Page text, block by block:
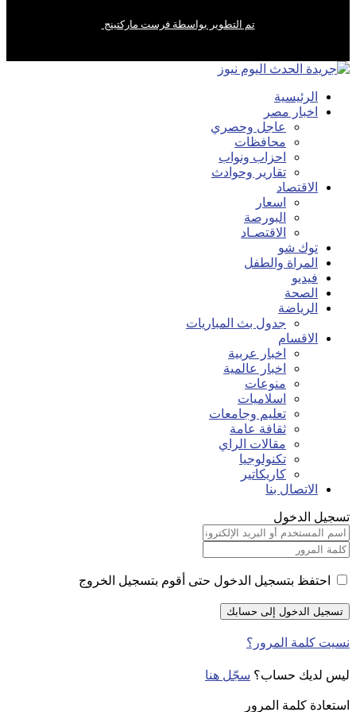
تم التطوير بواسطة فرست ماركتينج
الرئيسية
اخبار مصر
عاجل وحصري
محافظات
احزاب ونواب
تقارير وحوادث
الاقتصاد
اسعار
البورصة
الاقتصـاد
توك شو
المراة والطفل
فيديو
الصحة
الرياضة
جدول بث المباريات
الاقسام
اخبار عربية
اخبار عالمية
منوعات
اسلاميات
تعليم وجامعات
ثقافة عامة
مقالات الراي
تكنولوجيا
كاريكاتير
الاتصال بنا
تسجيل الدخول
احتفظ بتسجيل الدخول حتى أقوم بتسجيل الخروج
نسيت كلمة المرور؟
ليس لديك حساب؟ سجّل هنا
استعادة كلمة المرور